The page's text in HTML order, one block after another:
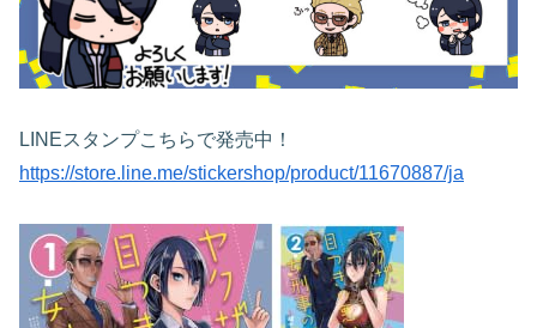
LINEスタンプこちらで発売中！
https://store.line.me/stickershop/product/11670887/ja